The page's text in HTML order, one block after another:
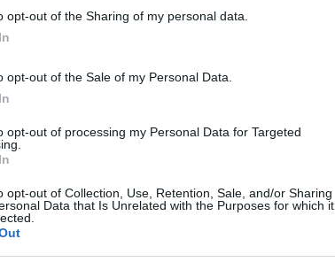
opt-out of the Sharing of my personal data.
opt-out of the Sale of my Personal Data.
opt-out of processing my Personal Data for Targeted
opt-out of Collection, Use, Retention, Sale, and/or Sharing
Data that Is Unrelated with the Purposes for which it